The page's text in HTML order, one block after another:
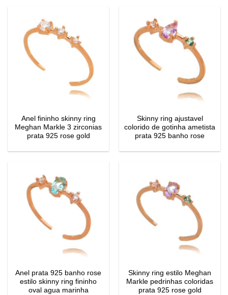
Anel fininho skinny ring
Meghan Markle 3 zirconias
prata 925 rose gold
Skinny ring ajustavel
colorido de gotinha ametista
prata 925 banho rose
Anel prata 925 banho rose
estilo skinny ring fininho
oval agua marinha
Skinny ring estilo Meghan
Markle pedrinhas coloridas
prata 925 rose gold